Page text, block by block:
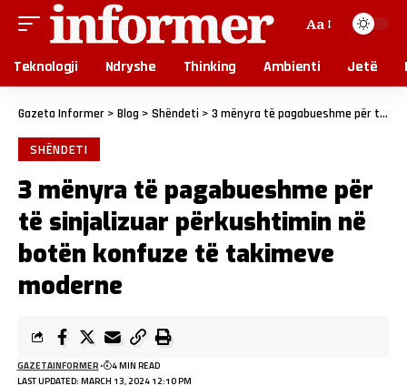
Aa
Teknologji Ndryshe Thinking Ambienti Jetë
Gazeta Informer > Blog > Shëndeti > 3 mënyra të pagabueshme për të sinjalizuar përkushtimin në botën konfuze të takimeve moderne
SHËNDETI
3 mënyra të pagabueshme për
të sinjalizuar përkushtimin në
botën konfuze të takimeve
moderne
LAST UPDATED: MARCH 13, 2024 12:10 PM
GAZETAINFORMER 4 MIN READ